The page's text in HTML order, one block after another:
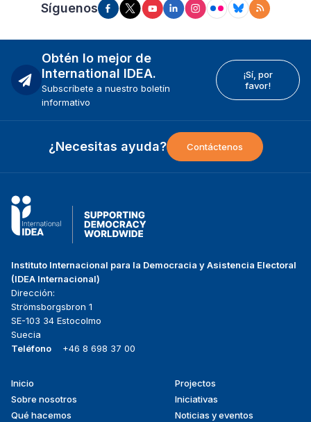
Síguenos
Obtén lo mejor de
International IDEA.
Subscríbete a nuestro boletín
informativo
¡Sí, por
favor!
¿Necesitas ayuda? Contáctenos
Instituto Internacional para la Democracia y Asistencia Electoral
(IDEA Internacional)
Dirección:
Strömsborgsbron 1
SE-103 34 Estocolmo
Suecia
Teléfono
+46 8 698 37 00
Footer
menu
Inicio
Sobre nosotros
Qué hacemos
Projectos
Iniciativas
Noticias y eventos